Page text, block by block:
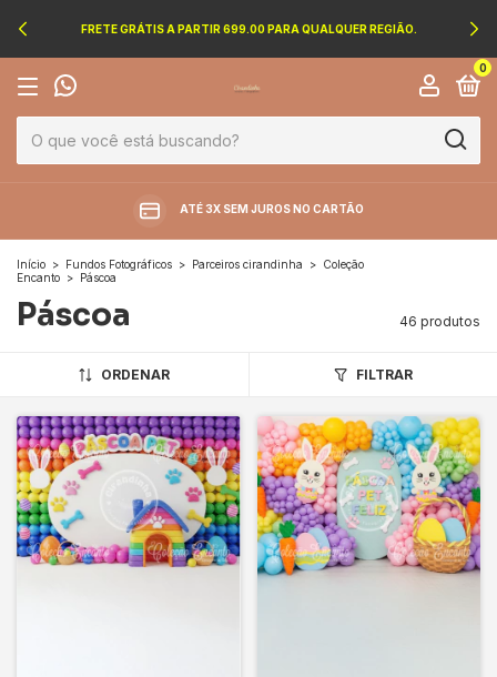
FRETE GRÁTIS A PARTIR 699.00 PARA QUALQUER REGIÃO.
0
ATÉ 3X SEM JUROS NO CARTÃO
Início > Fundos Fotográficos > Parceiros cirandinha > Coleção
Encanto > Páscoa
Páscoa 46 produtos
ORDENAR FILTRAR